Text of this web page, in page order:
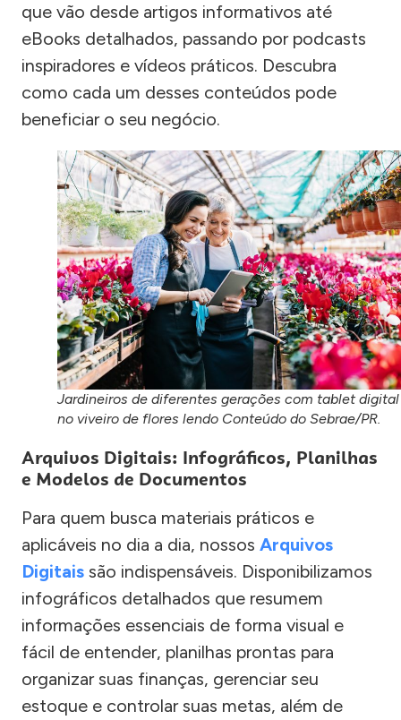
que vão desde artigos informativos até
eBooks detalhados, passando por podcasts
inspiradores e vídeos práticos. Descubra
como cada um desses conteúdos pode
beneficiar o seu negócio.
Jardineiros de diferentes gerações com tablet digital
no viveiro de flores lendo Conteúdo do Sebrae/PR.
Arquivos Digitais: Infográficos, Planilhas
e Modelos de Documentos
Para quem busca materiais práticos e
aplicáveis no dia a dia, nossos Arquivos
Digitais são indispensáveis. Disponibilizamos
infográficos detalhados que resumem
informações essenciais de forma visual e
fácil de entender, planilhas prontas para
organizar suas finanças, gerenciar seu
estoque e controlar suas metas, além de